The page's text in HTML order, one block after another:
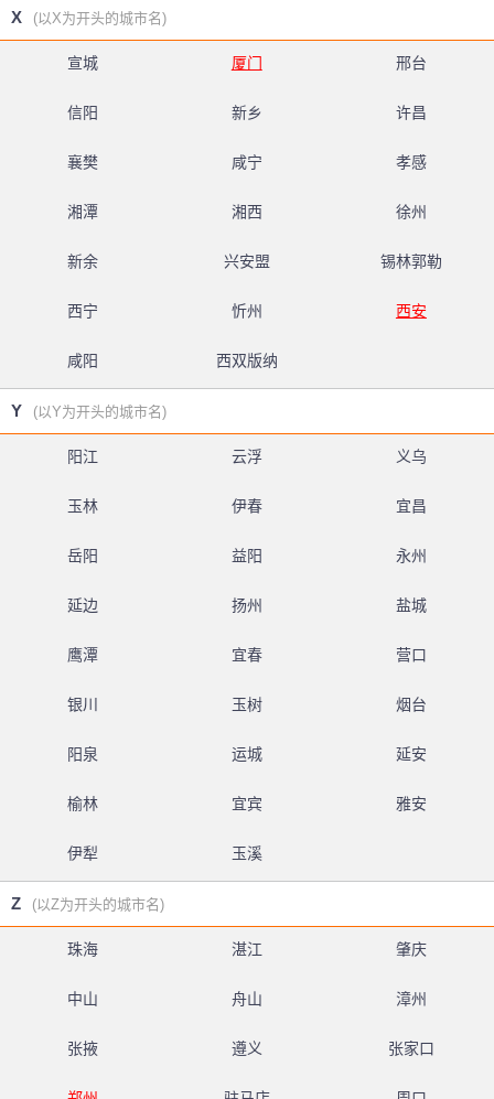
X (以X为开头的城市名)
宣城 厦门 邢台
信阳 新乡 许昌
襄樊 咸宁 孝感
湘潭 湘西 徐州
新余 兴安盟 锡林郭勒
西宁 忻州 西安
咸阳 西双版纳
Y (以Y为开头的城市名)
阳江 云浮 义乌
玉林 伊春 宜昌
岳阳 益阳 永州
延边 扬州 盐城
鹰潭 宜春 营口
银川 玉树 烟台
阳泉 运城 延安
榆林 宜宾 雅安
伊犁 玉溪
Z (以Z为开头的城市名)
珠海 湛江 肇庆
中山 舟山 漳州
张掖 遵义 张家口